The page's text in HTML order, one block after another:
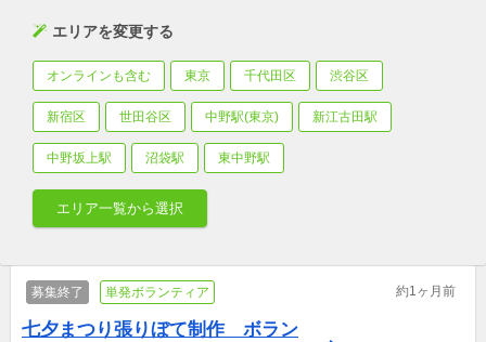
エリアを変更する
オンラインも含む 東京 千代田区 渋谷区
新宿区 世田谷区 中野駅(東京) 新江古田駅
中野坂上駅 沼袋駅 東中野駅
エリア一覧から選択
募集終了 単発ボランティア 約1ヶ月前
七夕まつり張りぼて制作　ボラン